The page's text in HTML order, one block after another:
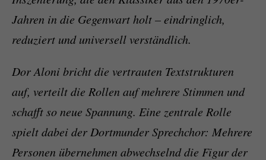
Jahren in die Gegenwart holt – eindringlich,
reduziert und universell verständlich.
Dor Aloni bricht die vertrauten Textstrukturen
auf, verteilt die Rollen auf mehrere Stimmen und
schafft so neue Spannung. Eine zentrale Rolle
spielt dabei der Dortmunder Sprechchor: Mehrere
Personen übernehmen abwechselnd die Figur der